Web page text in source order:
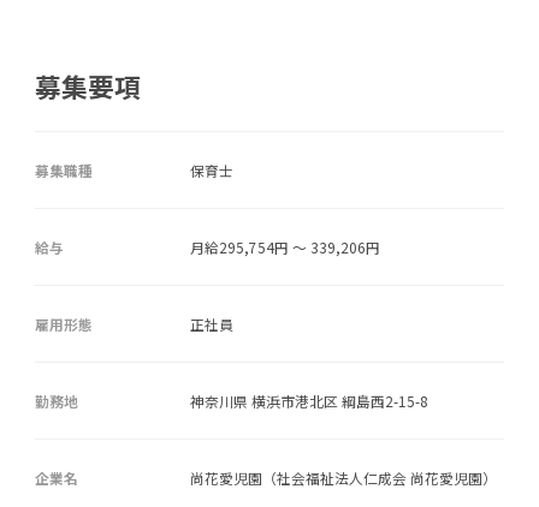
募集要項
募集職種 保育士
給与 月給295,754円 ～ 339,206円
雇用形態 正社員
勤務地 神奈川県 横浜市港北区 綱島西2-15-8
企業名 尚花愛児園（社会福祉法人仁成会 尚花愛児園）